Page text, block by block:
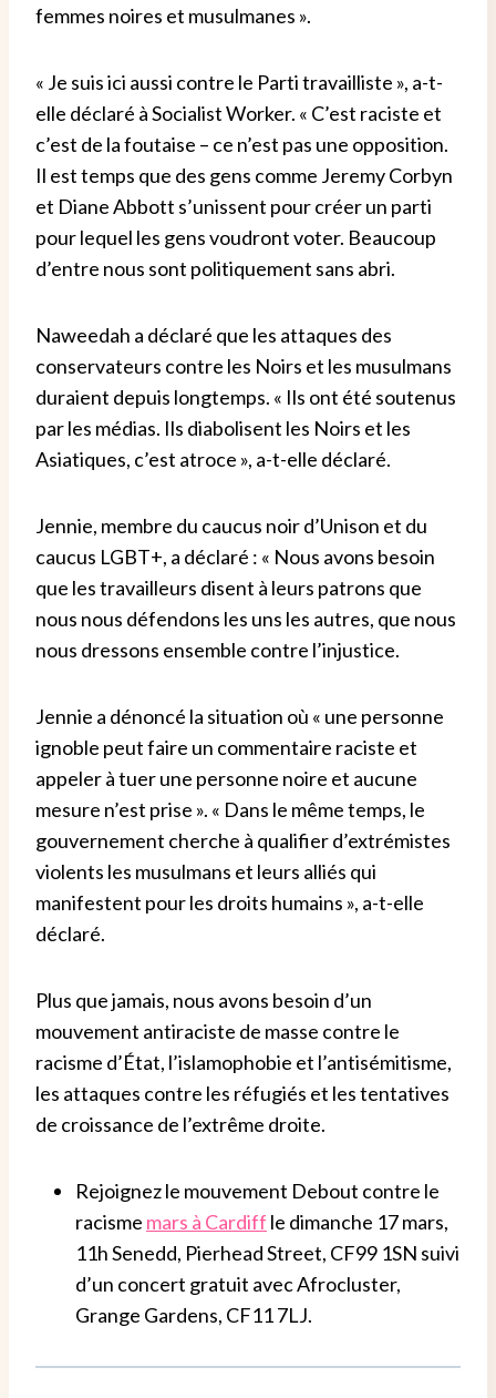
femmes noires et musulmanes ».
« Je suis ici aussi contre le Parti travailliste », a-t-
elle déclaré à Socialist Worker. « C’est raciste et
c’est de la foutaise – ce n’est pas une opposition.
Il est temps que des gens comme Jeremy Corbyn
et Diane Abbott s’unissent pour créer un parti
pour lequel les gens voudront voter. Beaucoup
d’entre nous sont politiquement sans abri.
Naweedah a déclaré que les attaques des
conservateurs contre les Noirs et les musulmans
duraient depuis longtemps. « Ils ont été soutenus
par les médias. Ils diabolisent les Noirs et les
Asiatiques, c’est atroce », a-t-elle déclaré.
Jennie, membre du caucus noir d’Unison et du
caucus LGBT+, a déclaré : « Nous avons besoin
que les travailleurs disent à leurs patrons que
nous nous défendons les uns les autres, que nous
nous dressons ensemble contre l’injustice.
Jennie a dénoncé la situation où « une personne
ignoble peut faire un commentaire raciste et
appeler à tuer une personne noire et aucune
mesure n’est prise ». « Dans le même temps, le
gouvernement cherche à qualifier d’extrémistes
violents les musulmans et leurs alliés qui
manifestent pour les droits humains », a-t-elle
déclaré.
Plus que jamais, nous avons besoin d’un
mouvement antiraciste de masse contre le
racisme d’État, l’islamophobie et l’antisémitisme,
les attaques contre les réfugiés et les tentatives
de croissance de l’extrême droite.
Rejoignez le mouvement Debout contre le
racisme mars à Cardiff le dimanche 17 mars,
11h Senedd, Pierhead Street, CF99 1SN suivi
d’un concert gratuit avec Afrocluster,
Grange Gardens, CF11 7LJ.